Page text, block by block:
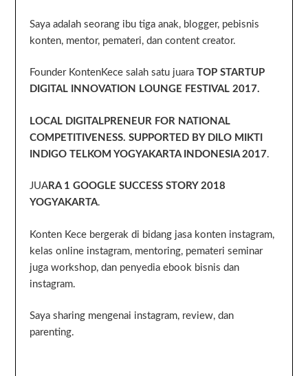
Saya adalah seorang ibu tiga anak, blogger, pebisnis
konten, mentor, pemateri, dan content creator.
Founder KontenKece salah satu juaraTOP STARTUP
DIGITAL INNOVATION LOUNGE FESTIVAL 2017.
LOCAL DIGITALPRENEUR FOR NATIONAL
COMPETITIVENESS. SUPPORTED BY DILO MIKTI
INDIGO TELKOM YOGYAKARTA INDONESIA 2017.
JUA RA 1 GOOGLE SUCCESS STORY 2018
YOGYAKARTA.
Konten Kece bergerak di bidang jasa konten instagram,
kelas online instagram, mentoring, pemateri seminar
juga workshop, dan penyedia ebook bisnis dan
instagram.
Saya sharing mengenai instagram, review, dan
parenting.